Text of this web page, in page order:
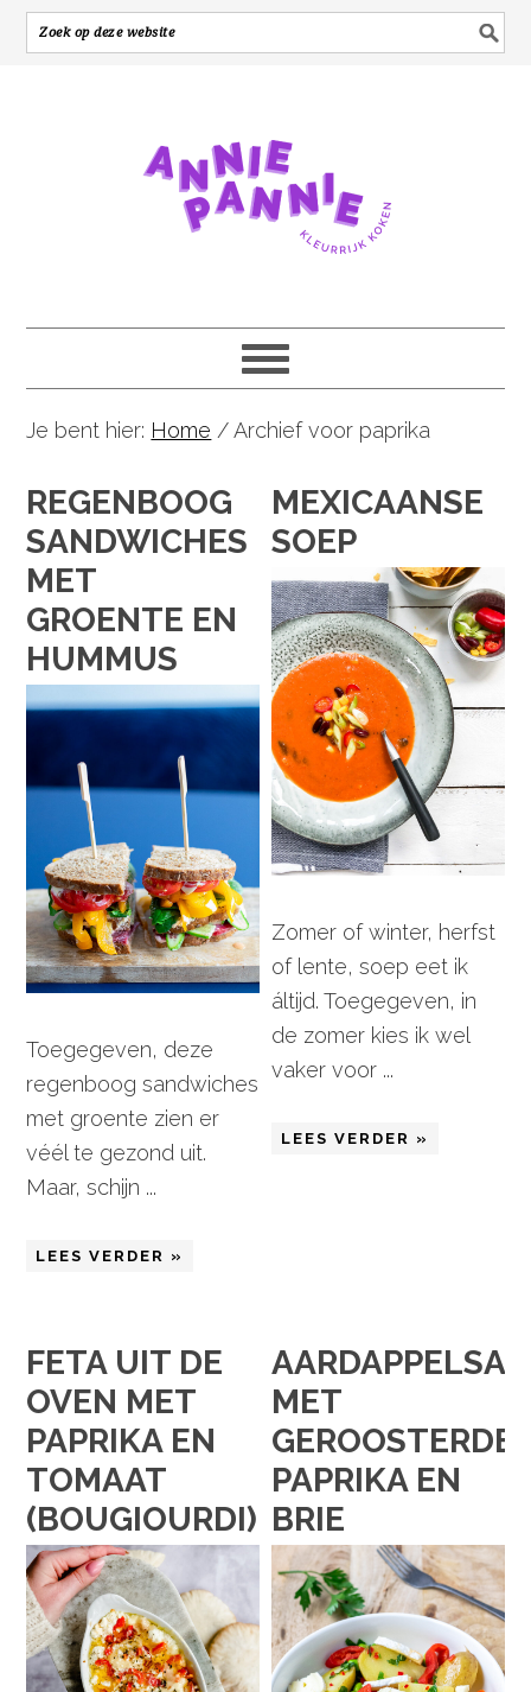
Je bent hier: Home /Archief voor paprika
REGENBOOG
SANDWICHES
MET
GROENTE EN
HUMMUS
Toegegeven, deze
regenboog sandwiches
met groente zien er
véél te gezond uit.
Maar, schijn ...
LEES VERDER »
MEXICAANSE
SOEP
Zomer of winter, herfst
of lente, soep eet ik
áltijd. Toegegeven, in
de zomer kies ik wel
vaker voor ...
LEES VERDER »
FETA UIT DE
OVEN MET
PAPRIKA EN
TOMAAT
(BOUGIOURDI)
MET
GEROOSTERDE
PAPRIKA EN
BRIE